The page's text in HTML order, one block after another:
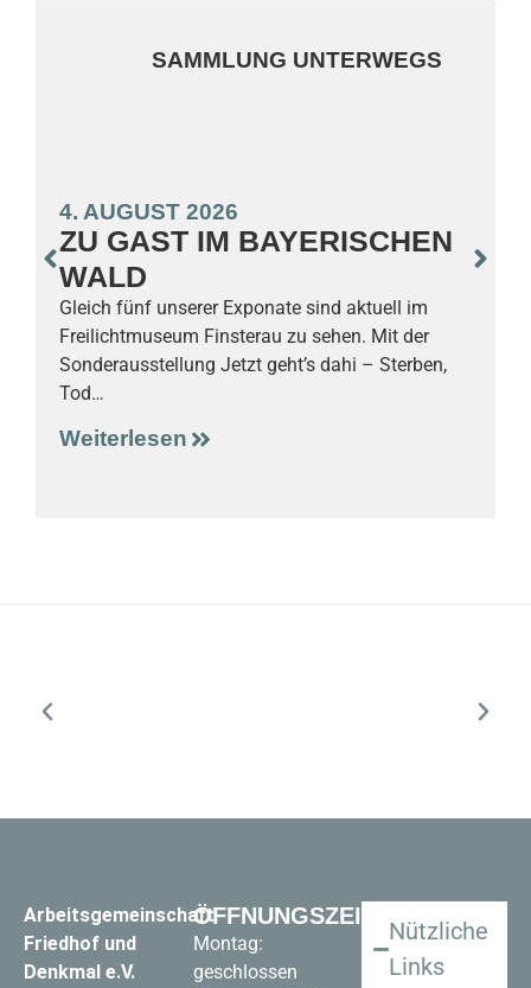
SAMMLUNG UNTERWEGS
4. AUGUST 2026
ZU GAST IM BAYERISCHEN
WALD
Gleich fünf unserer Exponate sind aktuell im
Freilichtmuseum Finsterau zu sehen. Mit der
Sonderausstellung Jetzt geht’s dahi – Sterben,
Tod…
Weiterlesen
Arbeitsgemeinschaft
Friedhof und
Denkmal e.V.
ÖFFNUNGSZEITEN
Montag:
geschlossen
Nützliche
Links